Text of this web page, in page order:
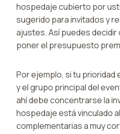
hospedaje cubierto por
sugerido para invitados y
ajustes. Así puedes
poner el presupuesto
Por ejemplo, si tu prioridad
y el grupo principal del
ahí debe concentrarse la
hospedaje está vinculado
complementarias a muy